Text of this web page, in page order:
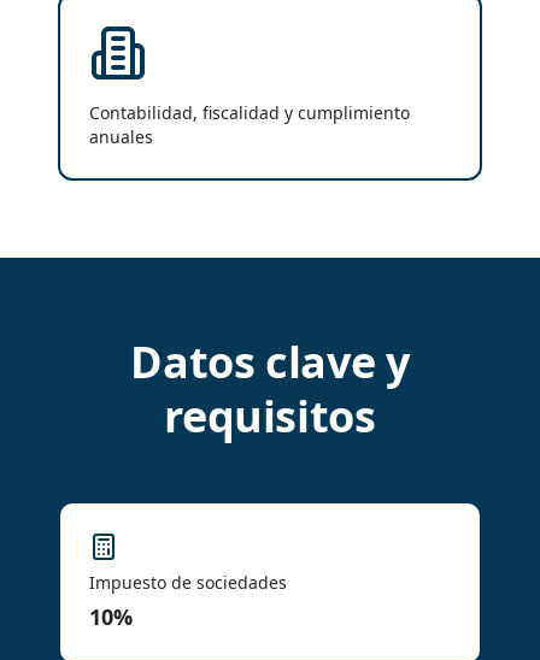
Contabilidad, fiscalidad y cumplimiento
anuales
Datos clave y
requisitos
Impuesto de sociedades
10%